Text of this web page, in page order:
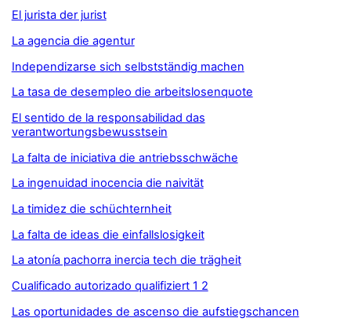
El jurista der jurist
La agencia die agentur
Independizarse sich selbstständig machen
La tasa de desempleo die arbeitslosenquote
El sentido de la responsabilidad das
verantwortungsbewusstsein
La falta de iniciativa die antriebsschwäche
La ingenuidad inocencia die naivität
La timidez die schüchternheit
La falta de ideas die einfallslosigkeit
La atonía pachorra inercia tech die trägheit
Cualificado autorizado qualifiziert 1 2
Las oportunidades de ascenso die aufstiegschancen